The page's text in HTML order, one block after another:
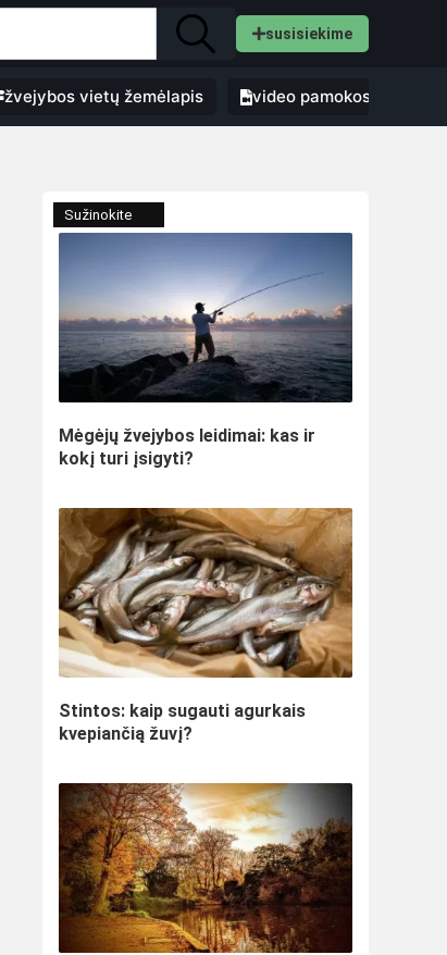
susisiekime
žvejybos vietų žemėlapis video pamokos
Sužinokite
Mėgėjų žvejybos leidimai: kas ir
kokį turi įsigyti?
Stintos: kaip sugauti agurkais
kvepiančią žuvį?